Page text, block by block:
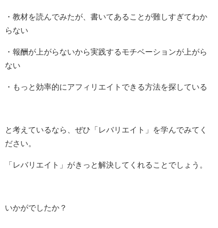
・教材を読んでみたが、書いてあることが難しすぎてわか
らない
・報酬が上がらないから実践するモチベーションが上がら
ない
・もっと効率的にアフィリエイトできる方法を探している
と考えているなら、ぜひ「レバリエイト」を学んでみてく
ださい。
「レバリエイト」がきっと解決してくれることでしょう。
いかがでしたか？